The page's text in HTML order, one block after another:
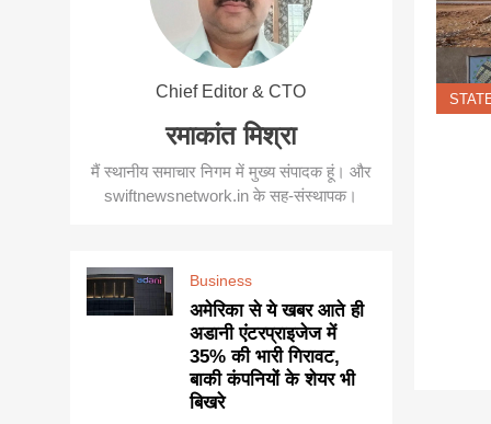
Chief Editor & CTO
रमाकांत मिश्रा
मैं स्थानीय समाचार निगम में मुख्य संपादक हूं। और
swiftnewsnetwork.in के सह-संस्थापक।
Business
अमेरिका से ये खबर आते ही
अडानी एंटरप्राइजेज में
35% की भारी गिरावट,
बाकी कंपनियों के शेयर भी
बिखरे